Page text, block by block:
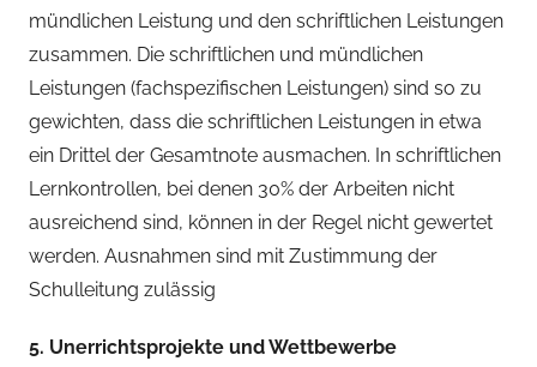
mündlichen Leistung und den schriftlichen Leistungen
zusammen. Die schriftlichen und mündlichen
Leistungen (fachspezifischen Leistungen) sind so zu
gewichten, dass die schriftlichen Leistungen in etwa
ein Drittel der Gesamtnote ausmachen. In schriftlichen
Lernkontrollen, bei denen 30% der Arbeiten nicht
ausreichend sind, können in der Regel nicht gewertet
werden. Ausnahmen sind mit Zustimmung der
Schulleitung zulässig
5. Unerrichtsprojekte und Wettbewerbe